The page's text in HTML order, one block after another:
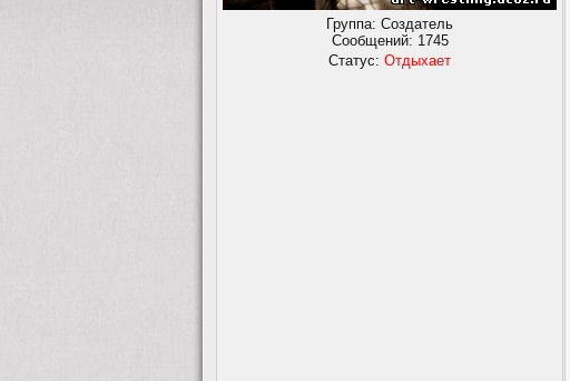
Группа: Создатель
Сообщений: 1745
Статус: Отдыхает